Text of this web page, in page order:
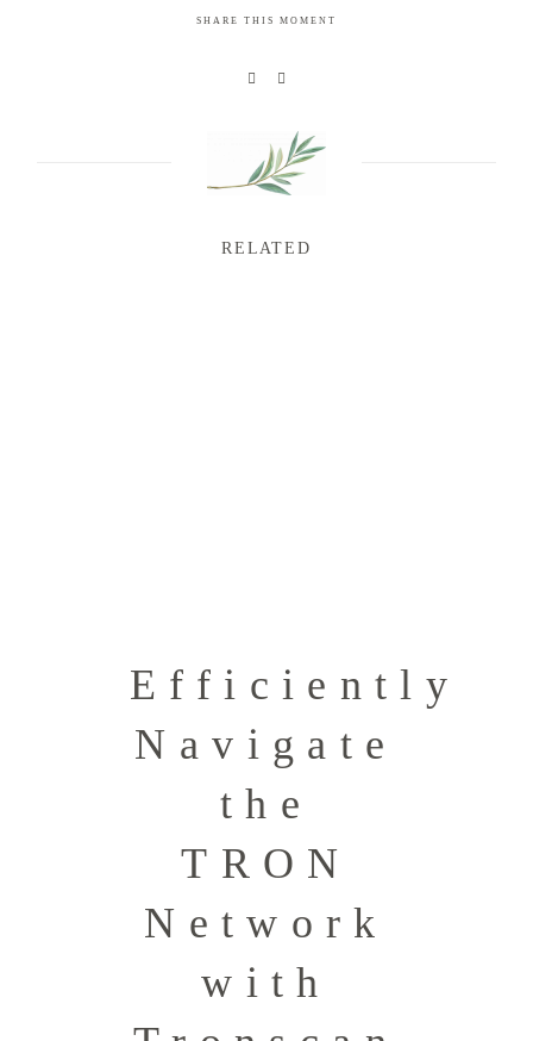
SHARE THIS MOMENT
RELATED
Efficiently
Navigate
the
TRON
Network
with